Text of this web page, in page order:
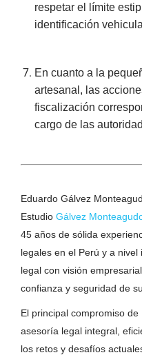
respetar el límite
identificación
En cuanto a la
artesanal, las
fiscalización
cargo de las
Eduardo Gálvez
Estudio Gálvez
45 años de sólida
legales en el Perú y a
legal con visión
confianza y seguridad de
El principal compromiso
asesoría legal integral,
los retos y desafíos